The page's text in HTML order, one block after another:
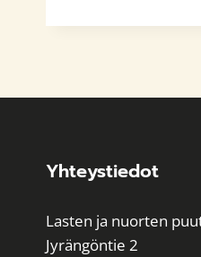
-
Yhteystiedot
Lasten ja nuorten
Jyrängöntie 2